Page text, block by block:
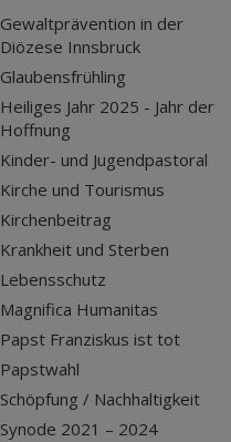
Gewaltprävention in der
Diözese Innsbruck
Glaubensfrühling
Heiliges Jahr 2025 - Jahr der
Hoffnung
Kinder- und Jugendpastoral
Kirche und Tourismus
Kirchenbeitrag
Krankheit und Sterben
Lebensschutz
Magnifica Humanitas
Papst Franziskus ist tot
Papstwahl
Schöpfung / Nachhaltigkeit
Synode 2021 – 2024